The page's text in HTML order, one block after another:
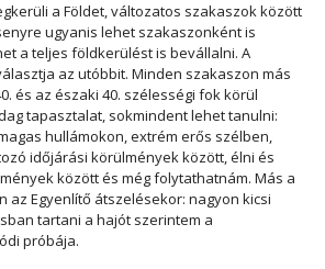
a Földet, változatos szakaszok között
ugyanis lehet szakaszonként is
a teljes földkerülést is bevállalni. A
az utóbbit. Minden szakaszon más
és az északi 40. szélességi fok körül
tapasztalat, sokmindent lehet tanulni:
hullámokon, extrém erős szélben,
időjárási körülmények között, élni és
között és még folytathatnám. Más a
az Egyenlítő átszelésekor: nagyon kicsi
tartani a hajót szerintem a
próbája.